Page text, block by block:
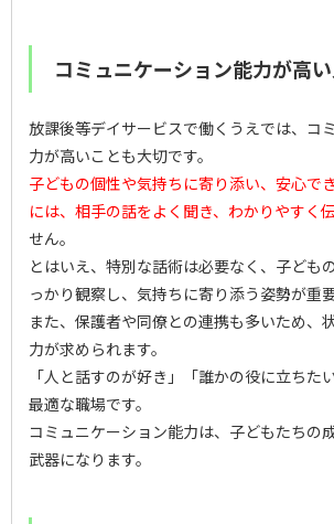
コミュニケーション能力が高
放課後等デイサービスで働くうえでは、コ
力が高いことも大切です。
子どもの個性や気持ちに寄り添い、安心で
には、相手の話をよく聞き、わかりやすく
せん。
とはいえ、特別な話術は必要なく、子ども
っかり観察し、気持ちに寄り添う姿勢が重要
また、保護者や同僚との連携も多いため、
力が求められます。
「人と話すのが好き」「誰かの役に立ちた
最適な職場です。
コミュニケーション能力は、子どもたちの
武器になります。